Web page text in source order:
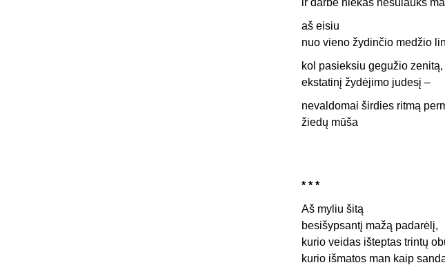
ir darbe niekas nesulauks
aš eisiu
nuo vieno žydinčio medžio
kol pasieksiu gegužio zenitą,
ekstatinį žydėjimo judesį –
nevaldomai širdies ritmą
žiedų mūša
* * *
Aš myliu šitą
besišypsantį mažą padarėlį,
kurio veidas išteptas trintų
kurio išmatos man kaip